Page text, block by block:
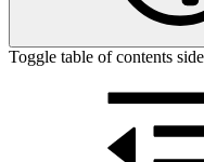
Toggle table of contents